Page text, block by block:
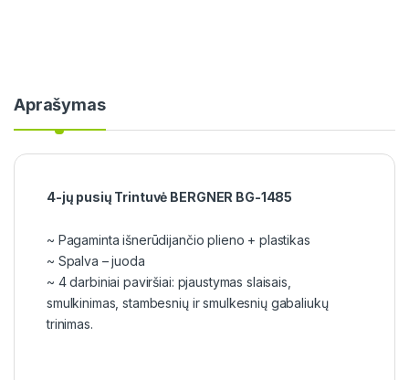
Aprašymas
4-jų pusių Trintuvė BERGNER BG-1485
~ Pagaminta išnerūdijančio plieno + plastikas
~ Spalva – juoda
~ 4 darbiniai paviršiai: pjaustymas slaisais,
smulkinimas, stambesnių ir smulkesnių gabaliukų
trinimas.